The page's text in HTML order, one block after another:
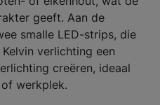
geeft. Aan de
smalle LED-strips, die
verlichting een
creëren, ideaal
werkplek.